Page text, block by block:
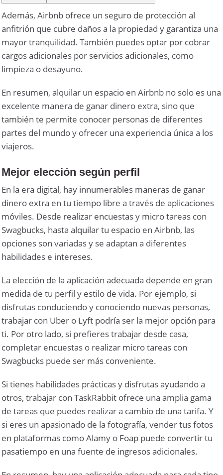
Además, Airbnb ofrece un seguro de protección al
anfitrión que cubre daños a la propiedad y garantiza una
mayor tranquilidad. También puedes optar por cobrar
cargos adicionales por servicios adicionales, como
limpieza o desayuno.
En resumen, alquilar un espacio en Airbnb no solo es una
excelente manera de ganar dinero extra, sino que
también te permite conocer personas de diferentes
partes del mundo y ofrecer una experiencia única a los
viajeros.
Mejor elección según perfil
En la era digital, hay innumerables maneras de ganar
dinero extra en tu tiempo libre a través de aplicaciones
móviles. Desde realizar encuestas y micro tareas con
Swagbucks, hasta alquilar tu espacio en Airbnb, las
opciones son variadas y se adaptan a diferentes
habilidades e intereses.
La elección de la aplicación adecuada depende en gran
medida de tu perfil y estilo de vida. Por ejemplo, si
disfrutas conduciendo y conociendo nuevas personas,
trabajar con Uber o Lyft podría ser la mejor opción para
ti. Por otro lado, si prefieres trabajar desde casa,
completar encuestas o realizar micro tareas con
Swagbucks puede ser más conveniente.
Si tienes habilidades prácticas y disfrutas ayudando a
otros, trabajar con TaskRabbit ofrece una amplia gama
de tareas que puedes realizar a cambio de una tarifa. Y
si eres un apasionado de la fotografía, vender tus fotos
en plataformas como Alamy o Foap puede convertir tu
pasatiempo en una fuente de ingresos adicionales.